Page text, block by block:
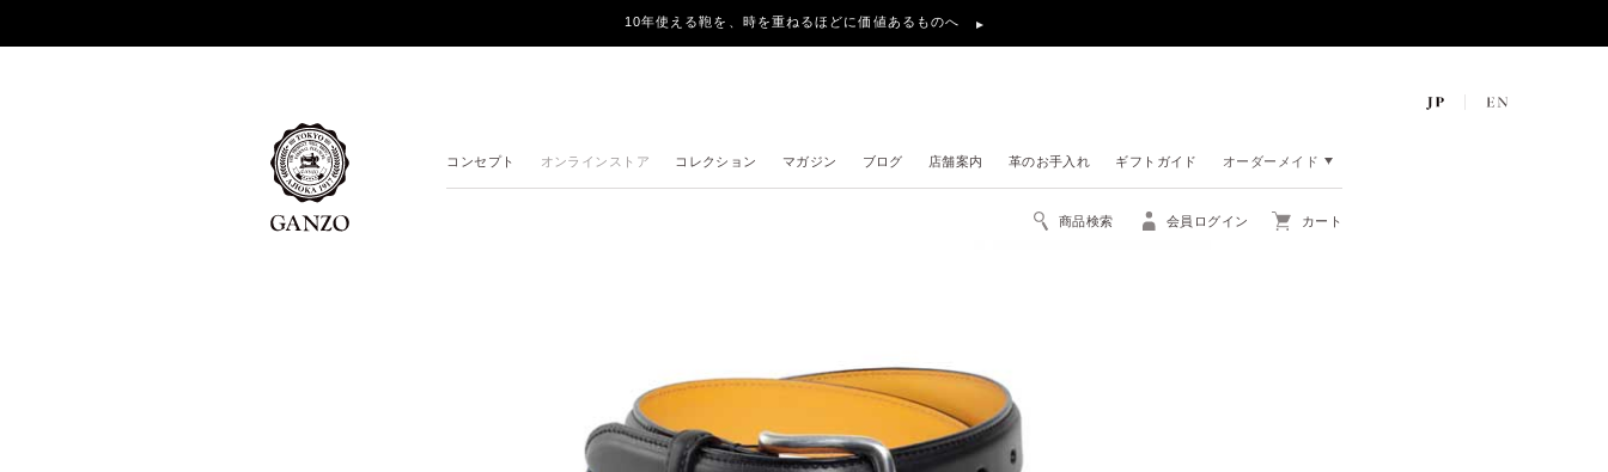
10年使える鞄を、時を重ねるほどに価値あるものへ
コンセプト オンラインストア コレクション マガジン ブログ 店舗案内 革のお手入れ ギフトガイド オーダーメイド
商品検索 会員ログイン カート